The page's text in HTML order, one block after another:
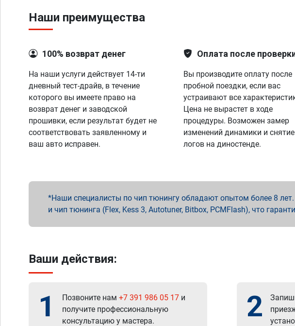
Наши преимущества
100% возврат денег
На наши услуги действует 14-ти
дневный тест-драйв, в течение
которого вы имеете право на
возврат денег и заводской
прошивки, если результат будет не
соответствовать заявленному и
ваш авто исправен.
Оплата после
Вы производите оплату после
пробной поездки, если вас
устраивают все
Цена не вырастет в ходе
процедуры. Возможен замер
изменений динамики и снятие
логов на диностенде.
Наши специалисты по чип тюнингу обладают опытом более 8
и чип тюнинга (Flex, Kess 3, Autotuner, Bitbox, PCMFlash), что
Ваши действия:
1 Позвоните нам +7 391 986 05 17 и
получите профессиональную
консультацию у мастера.
2